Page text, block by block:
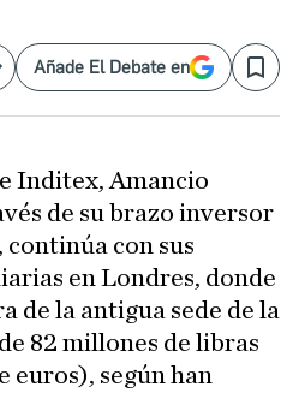
Añade El Debate en Save
Inditex, Amancio
de su brazo inversor
continúa con sus
en Londres, donde
de la antigua sede de la
82 millones de libras
euros), según han